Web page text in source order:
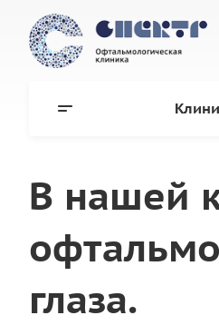
В нашей
глаза.